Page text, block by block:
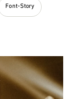
Font-Story